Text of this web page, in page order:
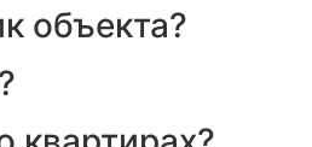
объекта?